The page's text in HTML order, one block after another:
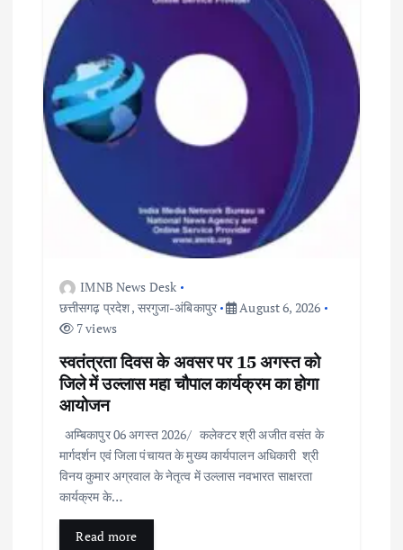
IMNB News Desk
छत्तीसगढ़ प्रदेश, सरगुजा-अंबिकापुर
August 6, 2026
7 views
स्वतंत्रता दिवस के अवसर पर 15 अगस्त को
जिले में उल्लास महा चौपाल कार्यक्रम का होगा
आयोजन
अम्बिकापुर 06 अगस्त 2026/ कलेक्टर श्री अजीत वसंत के
मार्गदर्शन एवं जिला पंचायत के मुख्य कार्यपालन अधिकारी श्री
विनय कुमार अग्रवाल के नेतृत्व में उल्लास नवभारत साक्षरता
कार्यक्रम के…
Read more